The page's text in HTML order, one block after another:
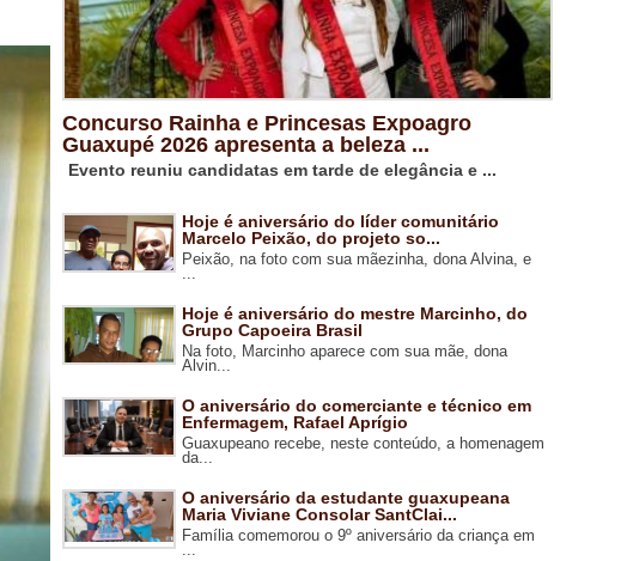
Concurso Rainha e Princesas Expoagro
Guaxupé 2026 apresenta a beleza ...
Evento reuniu candidatas em tarde de elegância e ...
Hoje é aniversário do líder comunitário
Marcelo Peixão, do projeto so...
Peixão, na foto com sua mãezinha, dona Alvina, e
...
Hoje é aniversário do mestre Marcinho, do
Grupo Capoeira Brasil
Na foto, Marcinho aparece com sua mãe, dona
Alvin...
O aniversário do comerciante e técnico em
Enfermagem, Rafael Aprígio
Guaxupeano recebe, neste conteúdo, a homenagem
da...
O aniversário da estudante guaxupeana
Maria Viviane Consolar SantClai...
Família comemorou o 9º aniversário da criança em
...